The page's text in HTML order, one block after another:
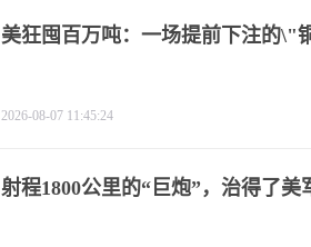
美狂囤百万吨：一场提前下注的\"
2026-08-07 11:45:24
射程1800公里的“巨炮”，治得了美